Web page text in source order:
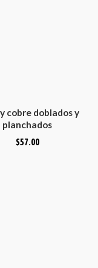
cobre doblados y
planchados
$57.00